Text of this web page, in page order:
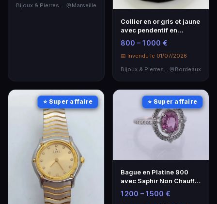
Marseille
Collier en or gris et jaune
avec pendentif en
diamants et perles - Vers
1900
800 – 1 000 €
📅 Invendu le 01/07/2026
Bordeaux
⭐ Super affaire ⭐ Super affaire
Bague en Platine 900
avec Saphir Non Chauffé
1,26 Carat et Diamants
1 200 – 1 500 €